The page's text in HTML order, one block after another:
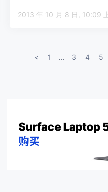
2013 年 10 月 8 日,
< 1 ... 3 4 5